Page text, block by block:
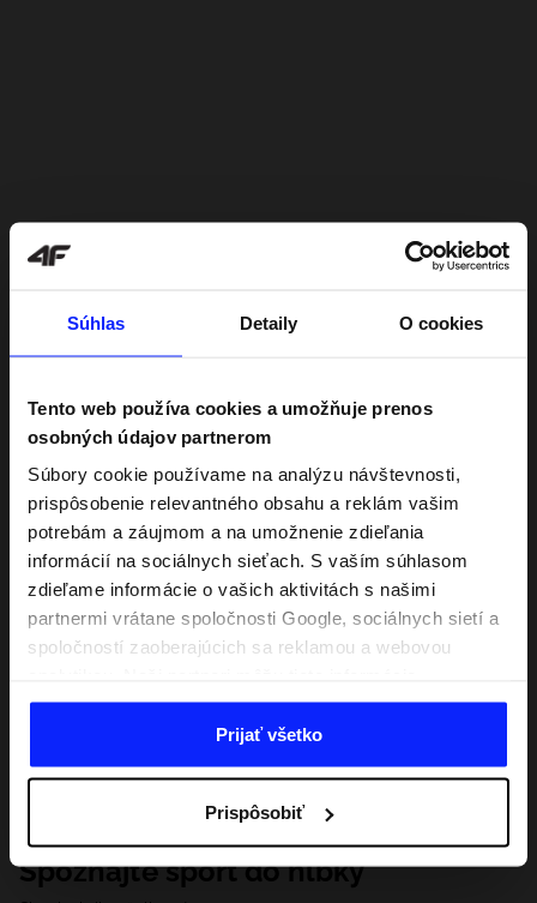
Súhlas Detaily O cookies
Tento web používa cookies a umožňuje prenos
osobných údajov partnerom
Súbory cookie používame na analýzu návštevnosti,
prispôsobenie relevantného obsahu a reklám vašim
potrebám a záujmom a na umožnenie zdieľania
informácií na sociálnych sieťach. S vaším súhlasom
zdieľame informácie o vašich aktivitách s našimi
partnermi vrátane spoločnosti Google, sociálnych sietí a
spoločností zaoberajúcich sa reklamou a webovou
kombinovať s inými, ktoré poskytnete mimo tejto
webovej stránky, ako aj s údajmi, ktoré získajú v
dôsledku vášho používania ich služieb. S vaším
našim partnerom, aby sme zacielili a zlepšili spôsob
zobrazovania online reklamy, vykonali analytický
prieskum, upravili obsah a zlepšili riešenia ponúkané
Prijať všetko
Prispôsobiť
Spoznajte šport do hĺbky